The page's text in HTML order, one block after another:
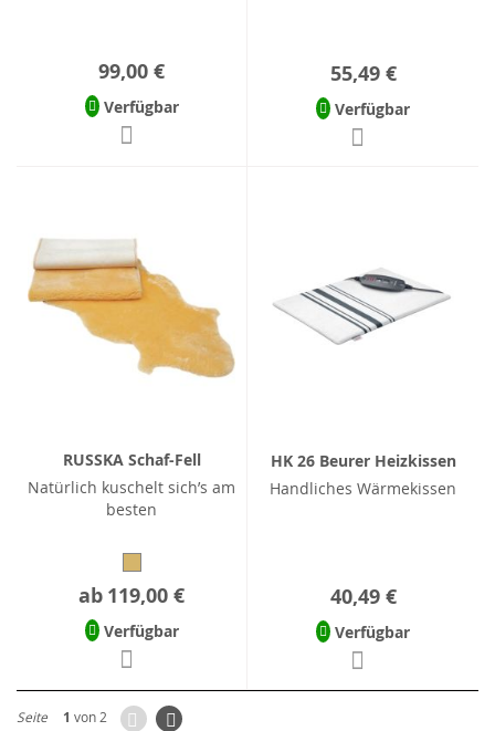
99,00 €
Verfügbar
55,49 €
Verfügbar
RUSSKA Schaf-Fell
Natürlich kuschelt sich’s am
besten
ab 119,00 €
Verfügbar
HK 26 Beurer Heizkissen
Handliches Wärmekissen
40,49 €
Verfügbar
Seite 1 von 2 ZurückSeite
Weiter